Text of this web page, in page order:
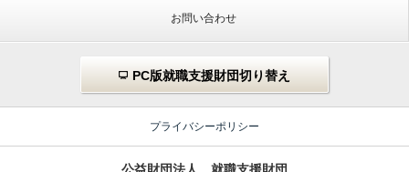
お問い合わせ
PC版就職支援財団切り替え
プライバシーポリシー